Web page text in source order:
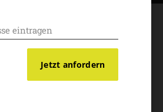
Jetzt anfordern